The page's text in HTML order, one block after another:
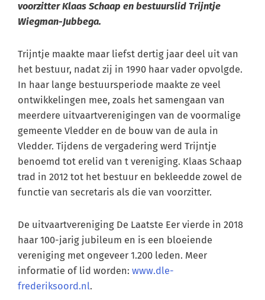
voorzitter Klaas Schaap en bestuurslid Trijntje
Wiegman-Jubbega.
Trijntje maakte maar liefst dertig jaar deel uit van
het bestuur, nadat zij in 1990 haar vader opvolgde.
In haar lange bestuursperiode maakte ze veel
ontwikkelingen mee, zoals het samengaan van
meerdere uitvaartverenigingen van de voormalige
gemeente Vledder en de bouw van de aula in
Vledder. Tijdens de vergadering werd Trijntje
benoemd tot erelid van t vereniging. Klaas Schaap
trad in 2012 tot het bestuur en bekleedde zowel de
functie van secretaris als die van voorzitter.
De uitvaartvereniging De Laatste Eer vierde in 2018
haar 100-jarig jubileum en is een bloeiende
vereniging met ongeveer 1.200 leden. Meer
informatie of lid worden: www.dle-
frederiksoord.nl.